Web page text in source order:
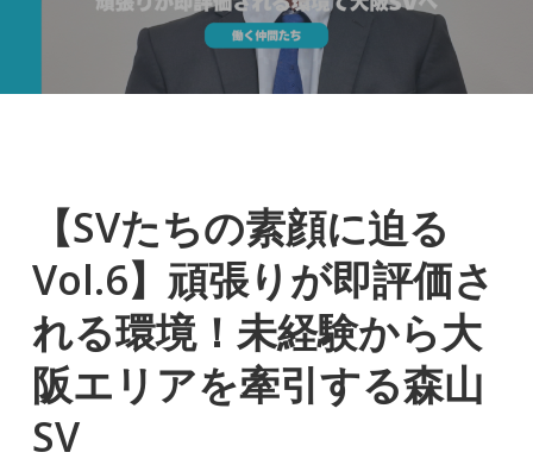
【SVたちの素顔に迫る
Vol.6】頑張りが即評価さ
れる環境！未経験から大
阪エリアを牽引する森山
SV